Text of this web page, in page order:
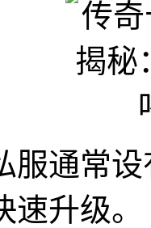
服通常
升级。